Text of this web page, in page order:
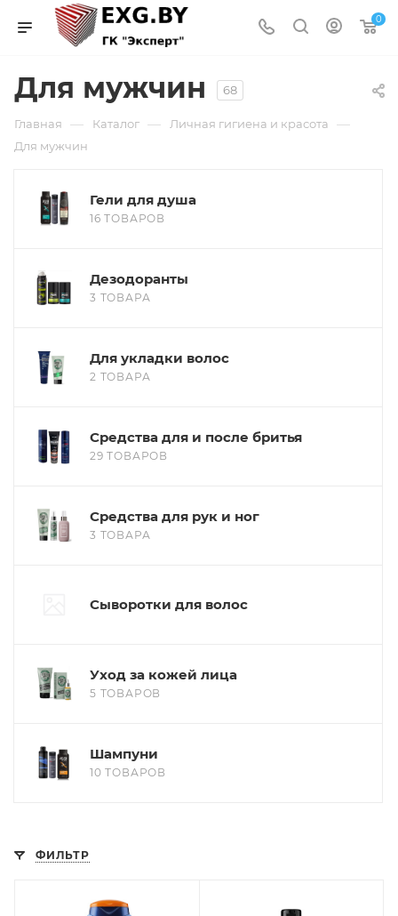
0
Для мужчин 68
Главная — Каталог — Личная гигиена и красота —
Для мужчин
Гели для душа
16 ТОВАРОВ
Дезодоранты
3 ТОВАРА
Для укладки волос
2 ТОВАРА
Средства для и после бритья
29 ТОВАРОВ
Средства для рук и ног
3 ТОВАРА
Сыворотки для волос
Уход за кожей лица
5 ТОВАРОВ
Шампуни
10 ТОВАРОВ
ФИЛЬТР